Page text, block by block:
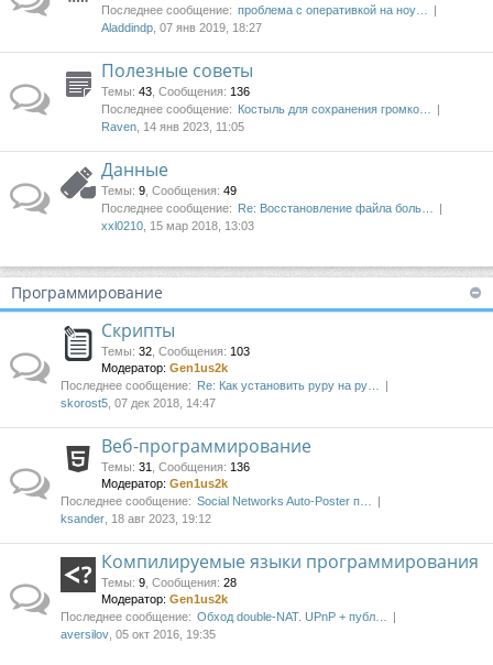
Последнее сообщение: проблема с оперативкой на ноу…
Aladdindp , 07 янв 2019, 18:27
Полезные советы
Темы: 43 Сообщения: 136
Последнее сообщение: Костыль для сохранения громко…
Raven , 14 янв 2023, 11:05
Данные
Темы: 9 Сообщения: 49
Последнее сообщение: Re: Восстановление файла боль…
xxl0210 , 15 мар 2018, 13:03
Программирование
Скрипты
Темы: 32 Сообщения: 103
Модератор: Gen1us2k
Последнее сообщение: Re: Как установить pypy на py…
skorost5 , 07 дек 2018, 14:47
Веб-программирование
Темы: 31 Сообщения: 136
Модератор: Gen1us2k
Последнее сообщение: Social Networks Auto-Poster п…
ksander , 18 авг 2023, 19:12
Компилируемые языки программирования
Темы: 9 Сообщения: 28
Модератор: Gen1us2k
Последнее сообщение: Обход double-NAT. UPnP + публ…
aversilov , 05 окт 2016, 19:35